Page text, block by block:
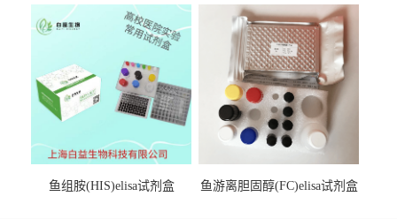
鱼组胺(HIS)elisa试剂盒 鱼游离胆固醇(FC)elisa试剂盒